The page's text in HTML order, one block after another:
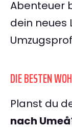
Abenteuer
dein neues
DIE BESTEN
Planst du
nach Umeå